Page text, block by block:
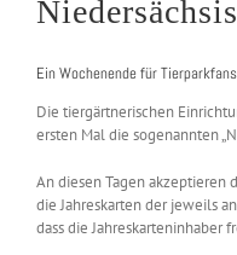
Ein Wochenende für
Die tiergärtnerischen
ersten Mal die sogenannten
An diesen Tagen akzeptieren
die Jahreskarten der jeweils
dass die Jahreskarteninhaber